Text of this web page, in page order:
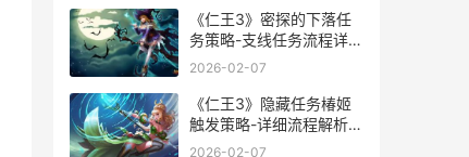
《仁王3》密探的下落任
务策略-支线任务流程详细
解答 仁王第三章
2026-02-07
《仁王3》隐藏任务椿姬
触发策略-详细流程解析
仁王3隐藏头盔
2026-02-07